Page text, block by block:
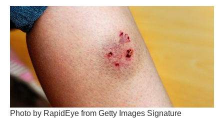
Photo by RapidEye from Getty Images Signature